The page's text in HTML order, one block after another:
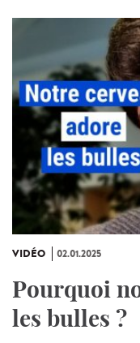
VIDÉO 02.01.2025
Pourquoi
les bulles ?